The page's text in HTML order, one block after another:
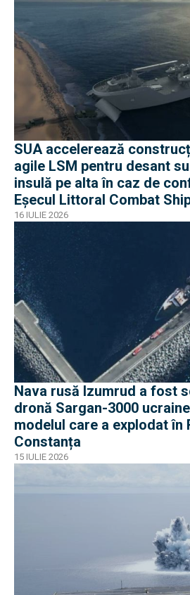
SUA accelerează
agile LSM pentru desant
insulă pe alta în caz de
Eșecul Littoral Combat
pe americani
16 IULIE 2026
Nava rusă Izumrud a fost
dronă Sargan-3000
modelul care a explodat în
Constanța
15 IULIE 2026